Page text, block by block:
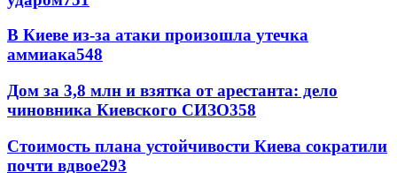
В Киеве из-за атаки произошла утечка
аммиака548
Дом за 3,8 млн и взятка от арестанта: дело
чиновника Киевского СИЗО358
Стоимость плана устойчивости Киева сократили
почти вдвое293